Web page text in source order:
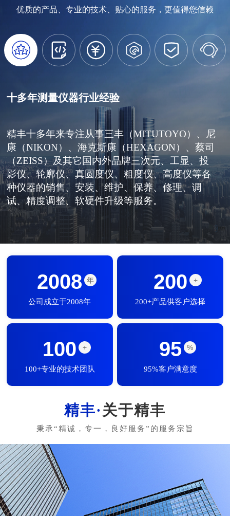
优质的产品、专业的技术、贴心的服务，更值得您信赖
     
十多年测量仪器行业经验
精丰十多年来专注从事三丰（MITUTOYO）、尼
康（NIKON）、海克斯康（HEXAGON）、蔡司
（ZEISS）及其它国内外品牌三次元、工显、投
影仪、轮廓仪、真圆度仪、粗度仪、高度仪等各
种仪器的销售、安装、维护、保养、修理、调
试、精度调整、软硬件升级等服务。
2008 年
公司成立于2008年
200 +
200+产品供客户选择
100 +
100+专业的技术团队
95 %
95%客户满意度
关于精丰